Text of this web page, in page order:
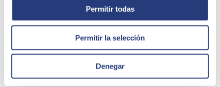
Permitir todas
Permitir la selección
Denegar
La consultora tecnológica SEIDOR ha sido seleccionada por
Microsoft para formar parte del grupo de élite del Responsible AI
Innovation Center (RAIIC), un programa que impulsa la
SEIDOR